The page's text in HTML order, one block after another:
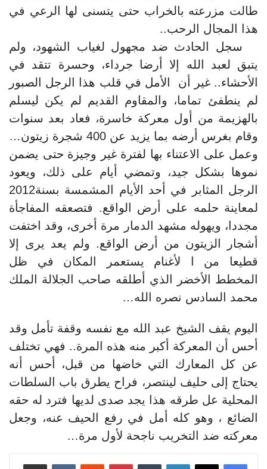
طالت مزرعته بالخراب حتى يتسنى لها الرعي في
هذا المجال الرحب..
سجل الحادث ضد مجهول لغياب الشهود، ولم
يتبق لعبد الله إلا أرضا جرداء، وحسرة تتقد في
الأحشاء.. غير أن الأمل في قلب هذا الرجل الصبور
لم ينطفئ تماما، والمقاوم القديم لم يكن ليسلم
بالهزيمة من أول معركة خاسرة، فعاد بعد سنوات
وقام بغرس أرضه بما يزيد عن 400 شجرة زيتون…
وعمل على الاعتناء بها لفترة غير وجيزة حتى يضمن
نموها بشكل جيد، وتمضي أيام على ذلك، ويعود
الرجل المثابر في أحد الأيام المشمسة بسنة2012
لمعاينة حلمه على أرض الواقع. فتصعقه المفاجأة
مجددا، ويهوله مشهد الدمار مرة أخرى، وقد اختفت
أشجار الزيتون من أرض الواقع. ولم يعد يرى إلا
قطيعا من ا لأغنام يستعمر المكان في ظل
المخطط الأخضر الذي أطلقه صاحب الجلالة الملك
محمد السادس نصره الله…
اليوم يقف الشيخ عبد الله مع نفسه وقفة تأمل وقد
أحس أن المعركة أكبر منه هذه المرة.. فهي تختلف
عن كل المعارك التي خاضها من قبل، أحس أنه
يحتاج إلى حليف لينتصر، فراح يطرق باب السلطات
المحلية عل طرقه هذا يجد صدى لديها فترد له حقه
الضائع ، وهو كله أمل في رفع الحيف عنه، وجعل
معركته ضد التخريب ناجحة لأول مرة…
لينكدإن بينتيريست مشاركة عبر البريد